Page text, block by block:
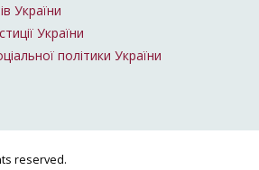
України
України
політики України
reserved.